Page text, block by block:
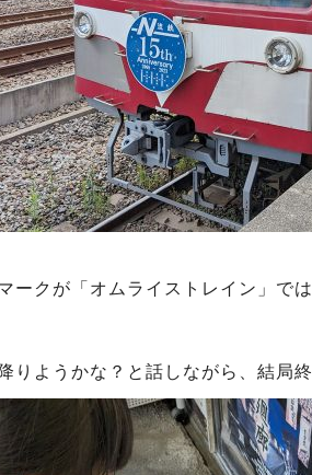
ークが「オムライストレイン」で
りようかな？と話しながら、結局